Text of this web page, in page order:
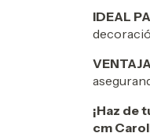
IDEAL
¡Haz de
cm